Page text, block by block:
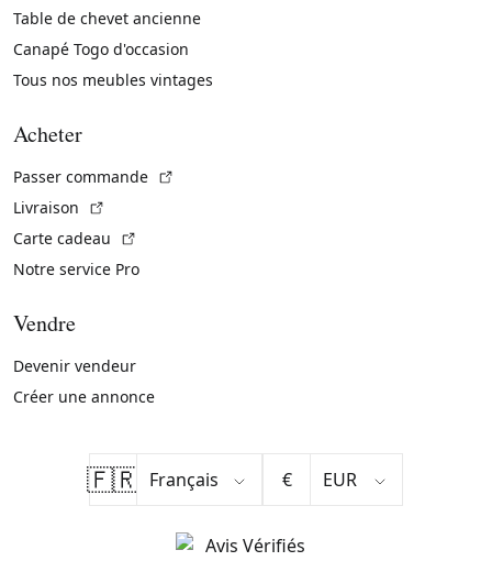
Table de chevet ancienne
Canapé Togo d'occasion
Tous nos meubles vintages
Acheter
Passer commande
Livraison
Carte cadeau
Notre service Pro
Vendre
Devenir vendeur
Créer une annonce
🇫🇷 €